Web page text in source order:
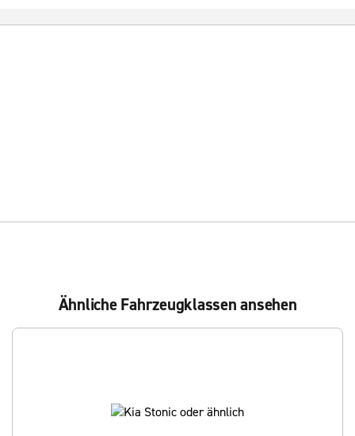
Ähnliche Fahrzeugklassen ansehen